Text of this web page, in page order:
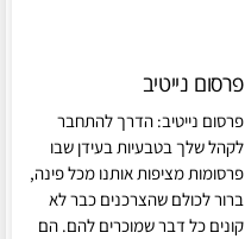
פרסום נייטיב
פרסום נייטיב: הדרך להתחבר
לקהל שלך בטבעיות בעידן שבו
פרסומות מציפות אותנו מכל פינה,
ברור לכולם שהצרכנים כבר לא
קונים כל דבר שמוכרים להם. הם